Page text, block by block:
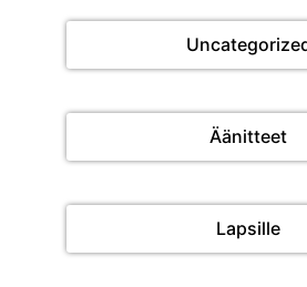
Äänitteet
Lapsille